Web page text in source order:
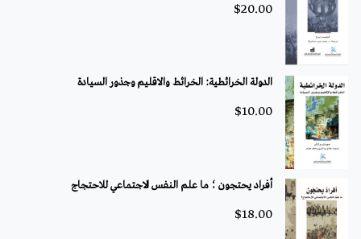
$20.00
الدولة الخرائطية: الخرائط والاقليم وجذور السيادة
$10.00
أفراد يحتجون ؛ ما علم النفس الاجتماعي للاحتجاج
$18.00